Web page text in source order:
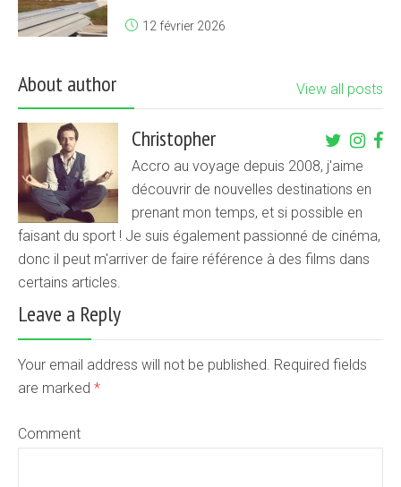
12 février 2026
About author View all posts
Christopher
Accro au voyage depuis 2008, j'aime
découvrir de nouvelles destinations en
prenant mon temps, et si possible en
faisant du sport ! Je suis également passionné de cinéma,
donc il peut m'arriver de faire référence à des films dans
certains articles.
Leave a Reply
Your email address will not be published. Required fields
are marked *
Comment